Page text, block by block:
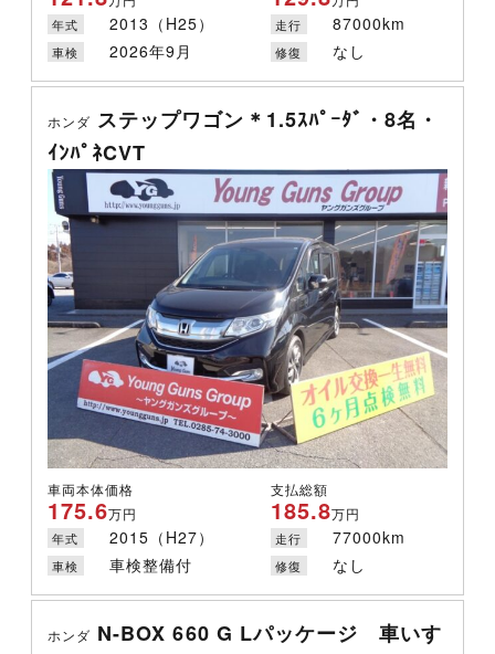
年式 2013（H25） 走行 87000km
車検 2026年9月 修復 なし
ホンダ ステップワゴン＊1.5ｽﾊﾟｰﾀﾞ・8名・
ｲﾝﾊﾟﾈCVT
車両本体価格
175.6万円
支払総額
185.8万円
年式 2015（H27） 走行 77000km
車検 車検整備付 修復 なし
ホンダ N-BOX 660 G Lパッケージ 車いす